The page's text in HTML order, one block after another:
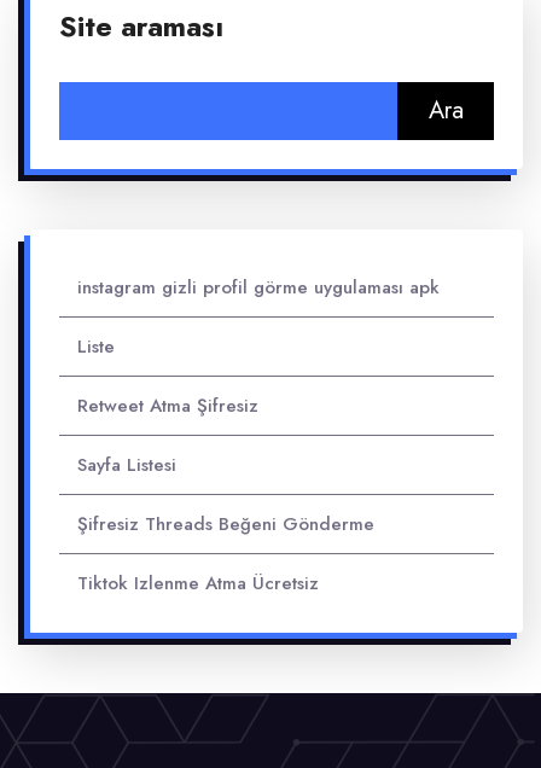
Site araması
instagram gizli profil görme uygulaması apk
Liste
Retweet Atma Şifresiz
Sayfa Listesi
Şifresiz Threads Beğeni Gönderme
Tiktok Izlenme Atma Ücretsiz